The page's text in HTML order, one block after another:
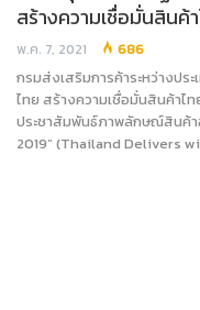
สร้างความเชื่อมั่นสินค้
พ.ค. 7, 2021 686
กรมส่งเสริมการค้าระหว่างปร
ไทย สร้างความเชื่อมั่นสินค้าไ
ประชาสัมพันธ์ภาพลักษณ์สินค้า
2019” (Thailand Delivers